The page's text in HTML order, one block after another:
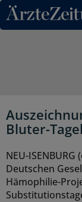
Direkt zum
Bluter-
NEU-
Deutschen
Hämophilie-